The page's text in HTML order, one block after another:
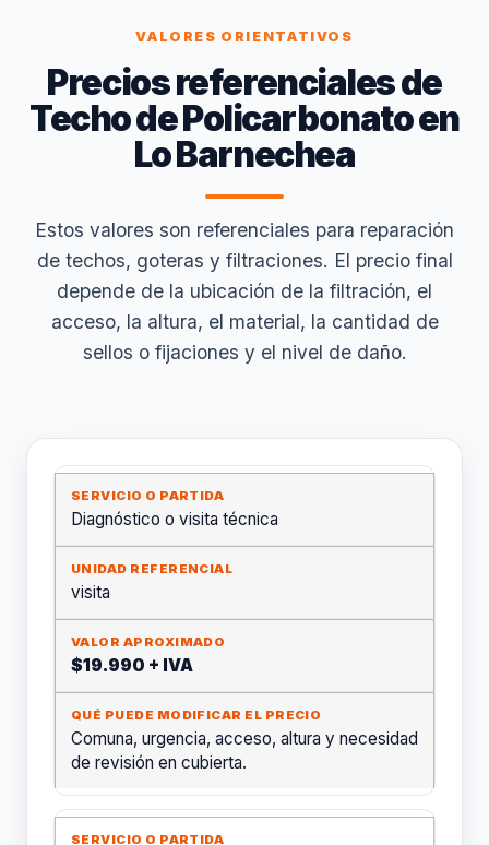
VALORES ORIENTATIVOS
Precios referenciales de
Techo de Policarbonato en
Lo Barnechea
Estos valores son referenciales para reparación
de techos, goteras y filtraciones. El precio final
depende de la ubicación de la filtración, el
acceso, la altura, el material, la cantidad de
sellos o fijaciones y el nivel de daño.
Diagnóstico o visita técnica
visita
$19.990 + IVA
Comuna, urgencia, acceso, altura y necesidad
de revisión en cubierta.